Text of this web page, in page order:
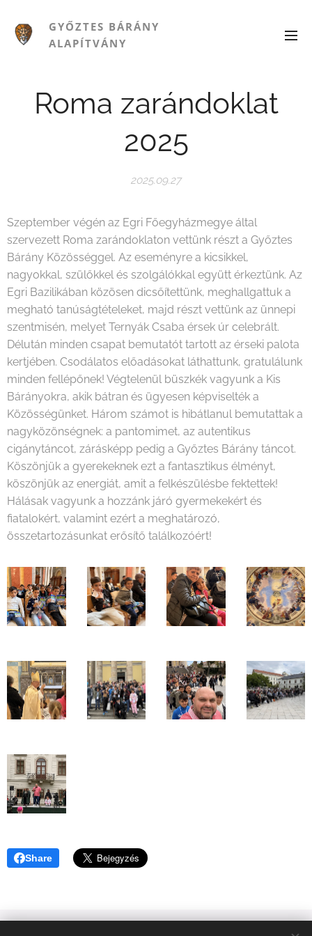
GYŐZTES BÁRÁNY
ALAPÍTVÁNY
Roma zarándoklat
2025
2025.09.27
Szeptember végén az Egri Főegyházmegye által
szervezett Roma zarándoklaton vettünk részt a Győztes
Bárány Közösséggel. Az eseményre a kicsikkel,
nagyokkal, szülőkkel és szolgálókkal együtt érkeztünk. Az
Egri Bazilikában közösen dicsőítettünk, meghallgattuk a
megható tanúságtételeket, majd részt vettünk az ünnepi
szentmisén, melyet Ternyák Csaba érsek úr celebrált.
Délután minden csapat bemutatót tartott az érseki palota
kertjében. Csodálatos előadásokat láthattunk, gratulálunk
minden fellépőnek! Végtelenül büszkék vagyunk a Kis
Bárányokra, akik bátran és ügyesen képviselték a
Közösségünket. Három számot is hibátlanul bemutattak a
nagyközönségnek: a pantomimet, az autentikus
cigánytáncot, zárásképp pedig a Győztes Bárány táncot.
Köszönjük a gyerekeknek ezt a fantasztikus élményt,
köszönjük az energiát, amit a felkészülésbe fektettek!
Hálásak vagyunk a hozzánk járó gyermekekért és
fiatalokért, valamint ezért a meghatározó,
összetartozásunkat erősítő találkozóért!
Share
© 2023 Győztes Bárány Közösség | Győztes Bárány Alapítvány |